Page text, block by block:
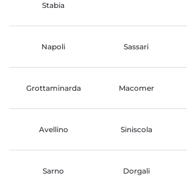
Stabia
Napoli Sassari
Grottaminarda Macomer
Avellino Siniscola
Sarno Dorgali